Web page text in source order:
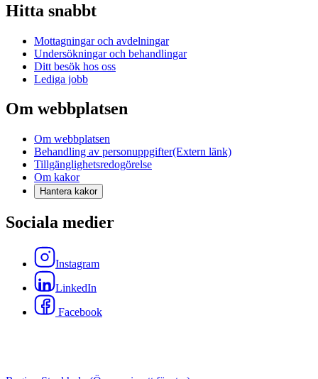
Hitta snabbt
Mottagningar och avdelningar
Undersökningar och behandlingar
Ditt besök hos oss
Lediga jobb
Om webbplatsen
Om webbplatsen
Behandling av personuppgifter(Extern länk)
Tillgänglighetsredogörelse
Om kakor
Hantera kakor
Sociala medier
Instagram
LinkedIn
Facebook